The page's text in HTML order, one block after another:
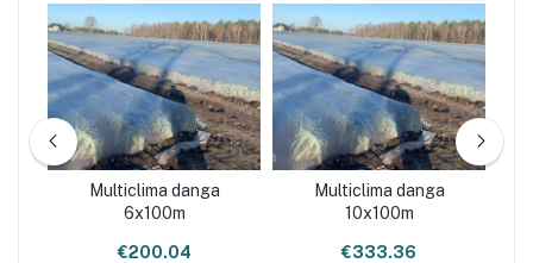
Multiclima danga
6x100m
€200.04
Multiclima danga
10x100m
€333.36